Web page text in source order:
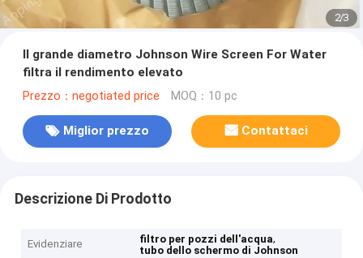
2/3
Il grande diametro Johnson Wire Screen For Water
filtra il rendimento elevato
Prezzo：negotiated price MOQ：10 pc
Miglior prezzo Contattaci
Descrizione Di Prodotto
Evidenziare filtro per pozzi dell'acqua,
tubo dello schermo di Johnson